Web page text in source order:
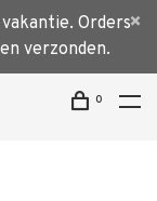
Orders
verzonden.
0